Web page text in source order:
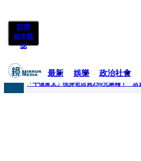
訂閱
紙本雜
誌
最新 娛樂 政治社會
快訊